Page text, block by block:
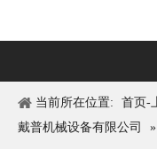
当前所在位置: 首页-
戴普机械设备有限公司
»